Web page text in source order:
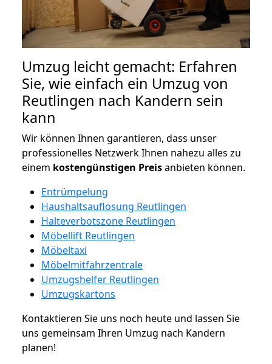
Umzug leicht gemacht: Erfahren
Sie, wie einfach ein Umzug von
Reutlingen nach Kandern sein
kann
Wir können Ihnen garantieren, dass unser
professionelles Netzwerk Ihnen nahezu alles zu
einem kostengünstigen Preisanbieten können.
Entrümpelung
Haushaltsauflösung Reutlingen
Halteverbotszone Reutlingen
Möbellift Reutlingen
Möbeltaxi
Möbelmitfahrzentrale
Umzugshelfer Reutlingen
Umzugskartons
Kontaktieren Sie uns noch heute und lassen Sie
uns gemeinsam Ihren Umzug nach Kandern
planen!